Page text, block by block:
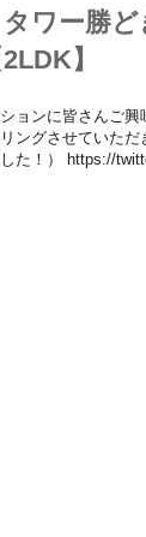
ワー勝
】
ョンに皆さんご
ングさせていた
た！） https://